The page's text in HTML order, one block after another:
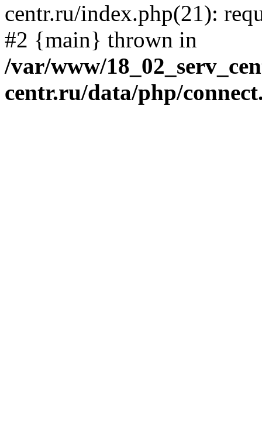
centr.ru/index.php(21):
#2 {main} thrown in
/var/www/
centr.ru/data/php/